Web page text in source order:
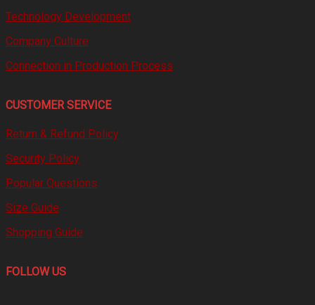
Technology Development
Company Culture
Connection in Production Process
CUSTOMER SERVICE
Return & Refund Policy
Security Policy
Popular Questions
Size Guide
Shopping Guide
FOLLOW US